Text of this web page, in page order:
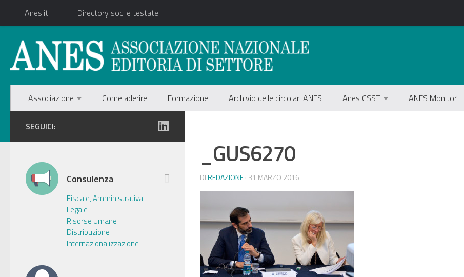
Anes.it Directory soci e testate
Associazione Come aderire Formazione Archivio delle circolari ANES Anes CSST ANES Monitor
_GUS6270
DIREDAZIONE· 31 MARZO 2016
SEGUICI:
Consulenza
Fiscale, Amministrativa
Legale
Risorse Umane
Distribuzione
Internazionalizzazione